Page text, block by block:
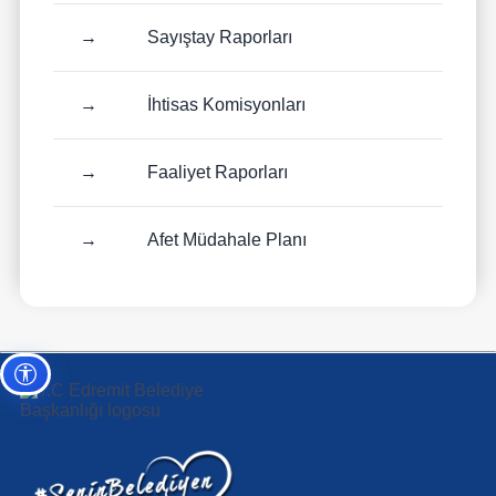
→ Sayıştay Raporları
→ İhtisas Komisyonları
→ Faaliyet Raporları
→ Afet Müdahale Planı
Erişilebilirlik ayarları